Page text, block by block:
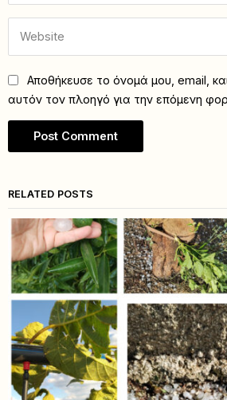
Αποθήκευσε το όνομά μου, email,
αυτόν τον πλοηγό για την επόμενη
RELATED POSTS